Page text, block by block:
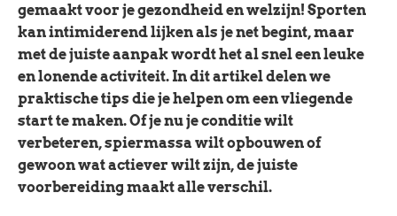
gemaakt voor je gezondheid en welzijn! Sporten
kan intimiderend lijken als je net begint, maar
met de juiste aanpak wordt het al snel een leuke
en lonende activiteit. In dit artikel delen we
praktische tips die je helpen om een vliegende
start te maken. Of je nu je conditie wilt
verbeteren, spiermassa wilt opbouwen of
gewoon wat actiever wilt zijn, de juiste
voorbereiding maakt alle verschil.